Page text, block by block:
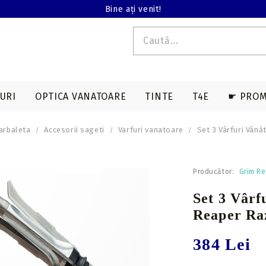
Bine ați venit!
Varfuri tir sportiv
Nock-uri sageti
Nock-uri luminoase
sageti arbaleta
Corzi & cabluri
compound
Prese compound
OPTICA VANATOARE TINTE T4E ☛
Accesorii sageti Varfuri vanatoare Set 3 Vârfuri
Producător: Grim
Set 3
Reaper
384 Lei